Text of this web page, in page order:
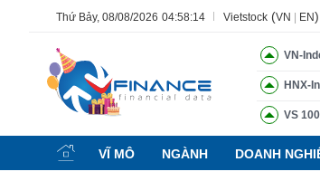
Thứ Bảy, 08/08/2026 04:58:15 Vietstock (VN EN)
VN-
HNX-
VS 100
VĨ MÔ NGÀNH DOANH
Tất cả Tính năng Ngành Mã chứng
Tính
năng
(-)